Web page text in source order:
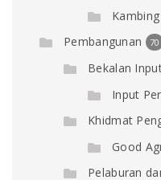
Kambing
Pembangunan 70
Bekalan
Input
Khidmat
Good
Pelaburan